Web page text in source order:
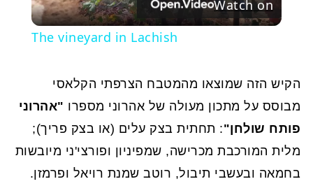
Video
Watch on
The vineyard in Lachish
הקיש הזה שמוצאו מהמטבח הצרפתי הקלאסי
מבוסס על מתכון מעולה של אהרוני מספרו "אהרוני
פותח שולחן": תחתית בצק עלים (או בצק פריך);
מלית המורכבת מכרישה, שמפיניון ופורצי'ני מיובשות
בחמאה ובעשבי תיבול, רוטב שמנת רויאל ופרמזן.